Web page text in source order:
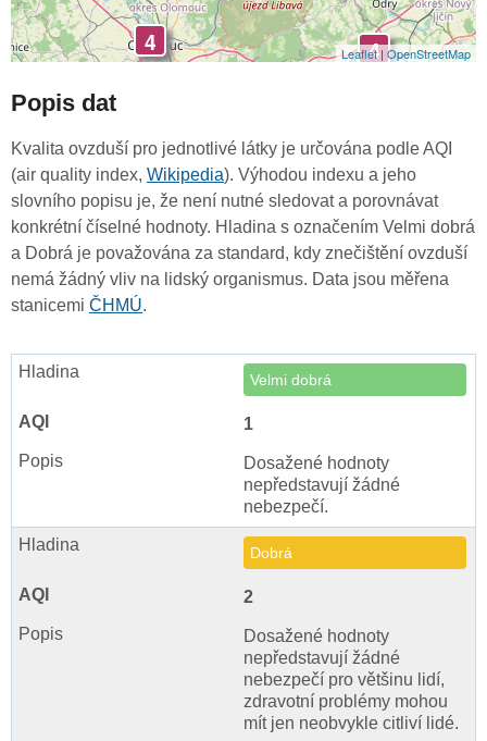
4 4
Leaflet| OpenStreetMap
Popis dat
Kvalita ovzduší pro jednotlivé látky je určována podle AQI
(air quality index, Wikipedia). Výhodou indexu a jeho
slovního popisu je, že není nutné sledovat a porovnávat
konkrétní číselné hodnoty. Hladina s označením Velmi dobrá
a Dobrá je považována za standard, kdy znečištění ovzduší
nemá žádný vliv na lidský organismus. Data jsou měřena
stanicemi ČHMÚ.
Velmi dobrá
1
Dosažené hodnoty
nepředstavují žádné
nebezpečí.
Dobrá
2
Dosažené hodnoty
nepředstavují žádné
nebezpečí pro většinu lidí,
zdravotní problémy mohou
mít jen neobvykle citliví lidé.